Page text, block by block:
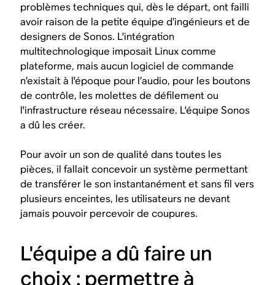
problèmes techniques qui, dès le départ, ont failli
avoir raison de la petite équipe d’ingénieurs et de
designers de Sonos. L'intégration
multitechnologique imposait Linux comme
plateforme, mais aucun logiciel de commande
n’existait à l'époque pour l’audio, pour les boutons
de contrôle, les molettes de défilement ou
l'infrastructure réseau nécessaire. L'équipe Sonos
a dû les créer.
Pour avoir un son de qualité dans toutes les
pièces, il fallait concevoir un système permettant
de transférer le son instantanément et sans fil vers
plusieurs enceintes, les utilisateurs ne devant
jamais pouvoir percevoir de coupures.
L'équipe a dû faire un
choix : permettre à